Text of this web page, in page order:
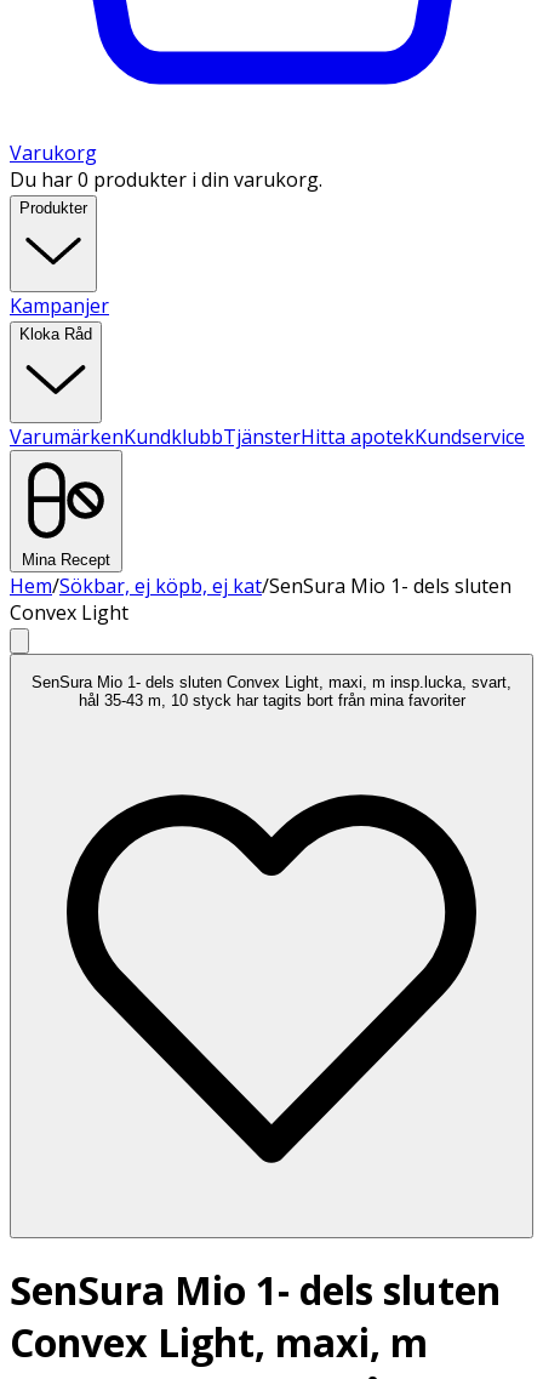
Varukorg
Du har 0 produkter i din varukorg.
Produkter
Kampanjer
Kloka Råd
VarumärkenKundklubbTjänsterHitta apotekKundservice
Mina Recept
Hem/Sökbar, ej köpb, ej kat/SenSura Mio 1- dels sluten
Convex Light
SenSura Mio 1- dels sluten Convex Light, maxi, m insp.lucka, svart,
hål 35-43 m, 10 styck har tagits bort från mina favoriter
SenSura Mio 1- dels sluten
Convex Light, maxi, m